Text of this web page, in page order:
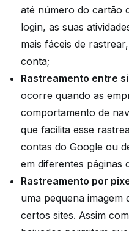
até número do cartão
login, as suas
mais fáceis de
conta;
Rastreamento entre
ocorre quando as
comportamento de
que facilita esse
contas do Google ou
em diferentes páginas
Rastreamento por
uma pequena imagem
certos sites. Assim